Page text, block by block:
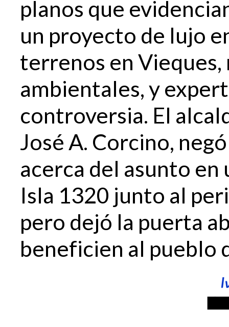
planos que
un proyecto de lujo
terrenos en
ambientales, y
controversia. El
José A. Corcino,
acerca del asunto
Isla 1320 junto al
pero dejó la puerta
beneficien al pueblo